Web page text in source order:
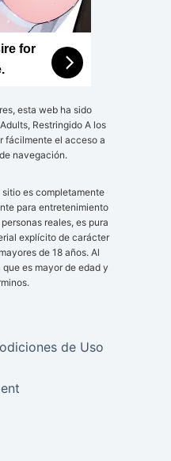
for
esta web ha sido
Restringido A los
fácilmente el acceso a
navegación.
es completamente
para entretenimiento
reales, es pura
explícito de carácter
de 18 años. Al
es mayor de edad y
de Uso